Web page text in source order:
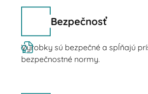
Bezpečnosť
Výrobky sú bezpečné a spĺňajú
bezpečnostné normy.